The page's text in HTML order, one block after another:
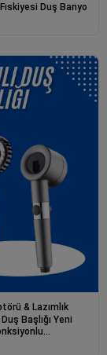
Duş Banyo
& Lazımlık
Başlığı Yeni